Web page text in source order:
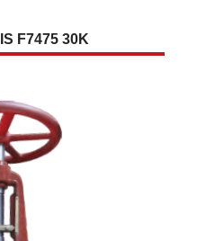
F7475 30K